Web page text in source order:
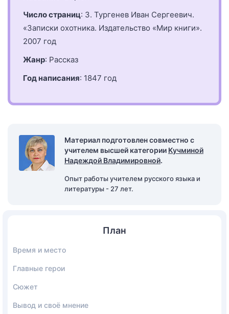
Число страниц: 3. Тургенев Иван Сергеевич.
«Записки охотника. Издательство «Мир книги».
2007 год
Жанр: Рассказ
Год написания: 1847 год
Материал подготовлен совместно с
учителем высшей категории Кучминой
Надеждой Владимировной.
Опыт работы учителем русского языка и
литературы - 27 лет.
План
Время и место
Главные герои
Сюжет
Вывод и своё мнение